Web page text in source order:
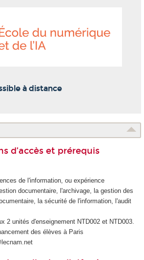
à distance
d’accès et prérequis
de l'information, ou expérience
documentaire, l'archivage, la gestion des
la sécurité de l'information, l'audit
2 unités d'enseignementNTD002 et NTD003.
des élèves à Paris